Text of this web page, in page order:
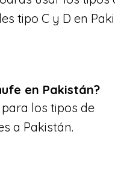
tipo C y D en
en Pakistán?
los tipos de
a Pakistán.